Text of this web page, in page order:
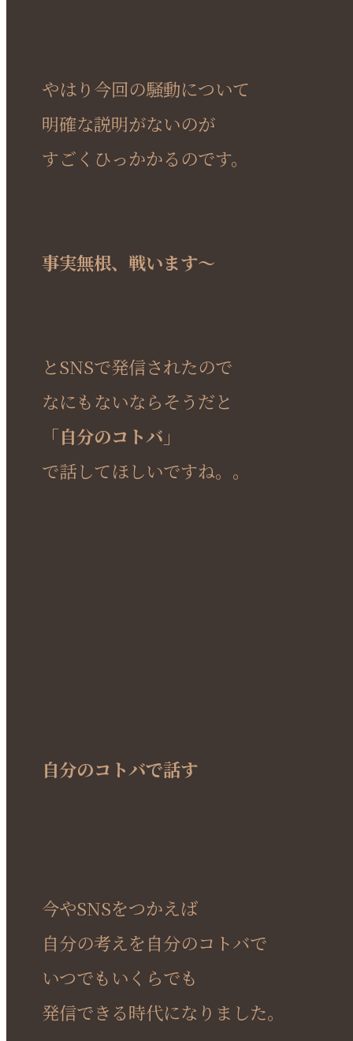
やはり今回の騒動について
明確な説明がないのが
すごくひっかかるのです。
事実無根、戦います～
とSNSで発信されたので
なにもないならそうだと
「自分のコトバ」
で話してほしいですね。。
自分のコトバで話す
今やSNSをつかえば
自分の考えを自分のコトバで
いつでもいくらでも
発信できる時代になりました。